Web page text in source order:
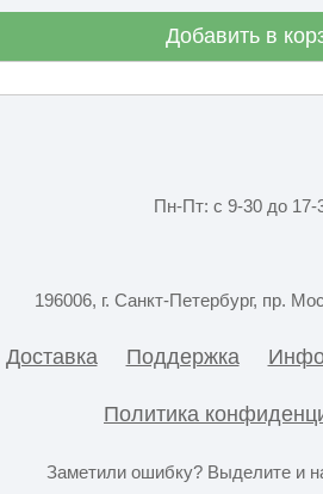
Добавить в
Пн-Пт: с 9-30 до 17-
196006, г. Санкт-Петербург, пр.
Доставка Поддержка
Политика
Заметили ошибку? Выделите и